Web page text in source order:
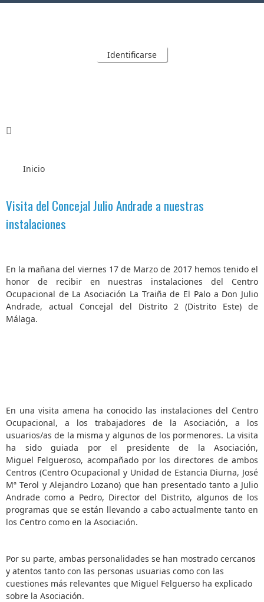
Identificarse
Inicio
Visita del Concejal Julio Andrade a nuestras
instalaciones
En la mañana del viernes 17 de Marzo de 2017 hemos tenido el
honor de recibir en nuestras instalaciones del Centro
Ocupacional de La Asociación La Traiña de El Palo a Don Julio
Andrade, actual Concejal del Distrito 2 (Distrito Este) de
Málaga.
En una visita amena ha conocido las instalaciones del Centro
Ocupacional, a los trabajadores de la Asociación, a los
usuarios/as de la misma y algunos de los pormenores. La visita
ha sido guiada por el presidente de la Asociación,
Miguel Felgueroso, acompañado por los directores de ambos
Centros (Centro Ocupacional y Unidad de Estancia Diurna, José
Mª Terol y Alejandro Lozano) que han presentado tanto a Julio
Andrade como a Pedro, Director del Distrito, algunos de los
programas que se están llevando a cabo actualmente tanto en
los Centro como en la Asociación.
Por su parte, ambas personalidades se han mostrado cercanos
y atentos tanto con las personas usuarias como con las
cuestiones más relevantes que Miguel Felguerso ha explicado
sobre la Asociación.